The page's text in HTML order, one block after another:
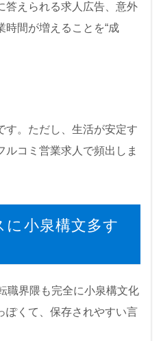
答えられる求人広告、意外
時間が増えることを“成
す。ただし、生活が安定す
ルコミ営業求人で頻出しま
小泉構文多す
職界隈も完全に小泉構文化
ぽくて、保存されやすい言